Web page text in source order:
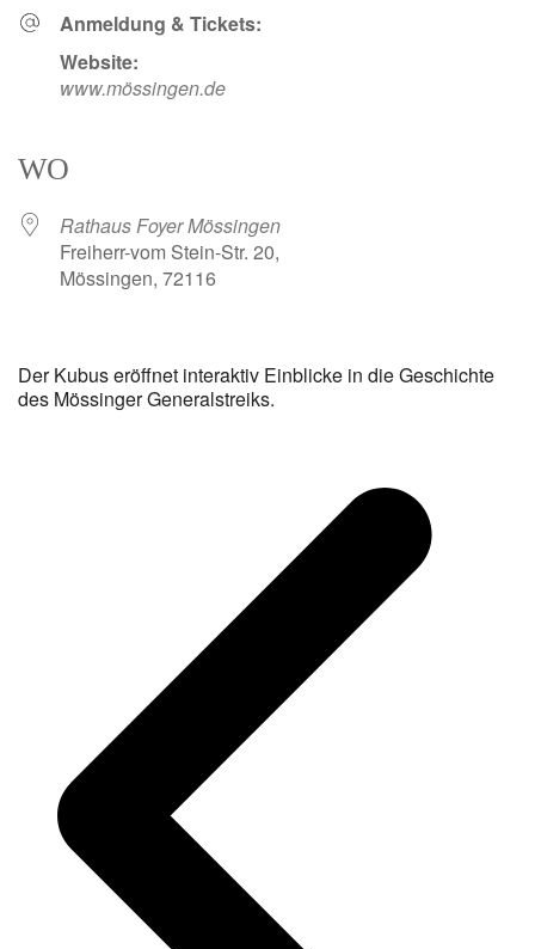
Anmeldung & Tickets:
Website:
www.mössingen.de
WO
Rathaus Foyer Mössingen
Freiherr-vom Stein-Str. 20,
Mössingen, 72116
Der Kubus eröffnet interaktiv Einblicke in die Geschichte
des Mössinger Generalstreiks.